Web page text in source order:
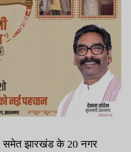
समेत झारखंड के 20 नगर